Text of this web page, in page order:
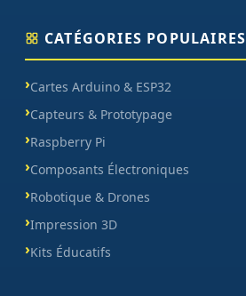
CATÉGORIES POPULAIRES
Cartes Arduino & ESP32
Capteurs & Prototypage
Raspberry Pi
Composants Électroniques
Robotique & Drones
Impression 3D
Kits Éducatifs